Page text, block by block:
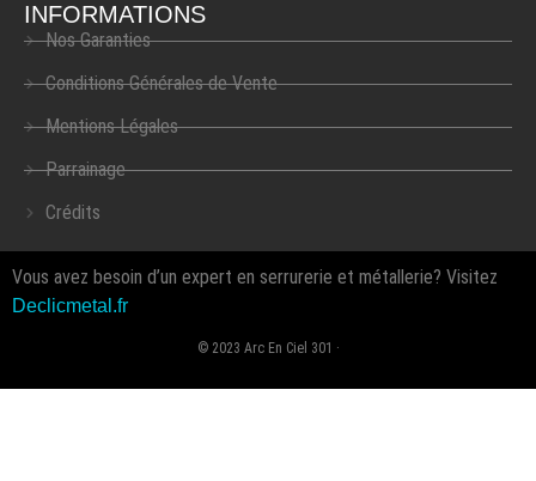
INFORMATIONS
Nos Garanties
Conditions Générales de Vente
Mentions Légales
Parrainage
Crédits
Vous avez besoin d’un expert en serrurerie et métallerie? Visitez
Declicmetal.fr
© 2023 Arc En Ciel 301 ·